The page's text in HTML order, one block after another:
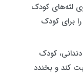
لثه‌های کودک
برای کودک
کودک
کند و بخندد